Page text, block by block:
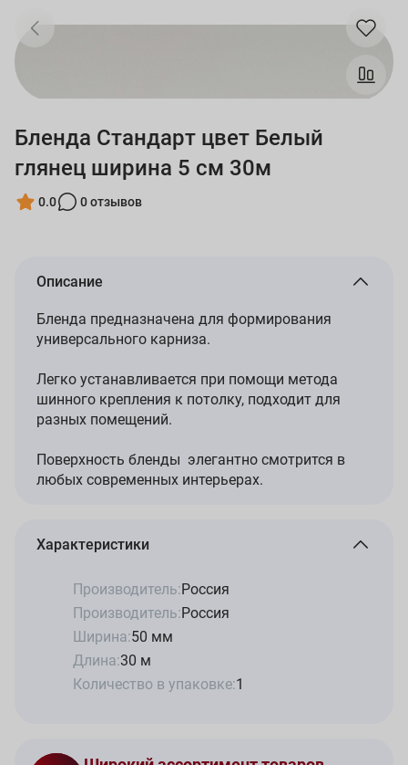
Бленда Стандарт цвет Белый
глянец ширина 5 см 30м
0.0 0 отзывов
Описание
Бленда предназначена для формирования
универсального карниза.
Легко устанавливается при помощи метода
шинного крепления к потолку, подходит для
разных помещений.
Поверхность бленды элегантно смотрится в
любых современных интерьерах.
Характеристики
Производитель:Россия
Производитель:Россия
Ширина:50 мм
Длина:30 м
Количество в упаковке:1